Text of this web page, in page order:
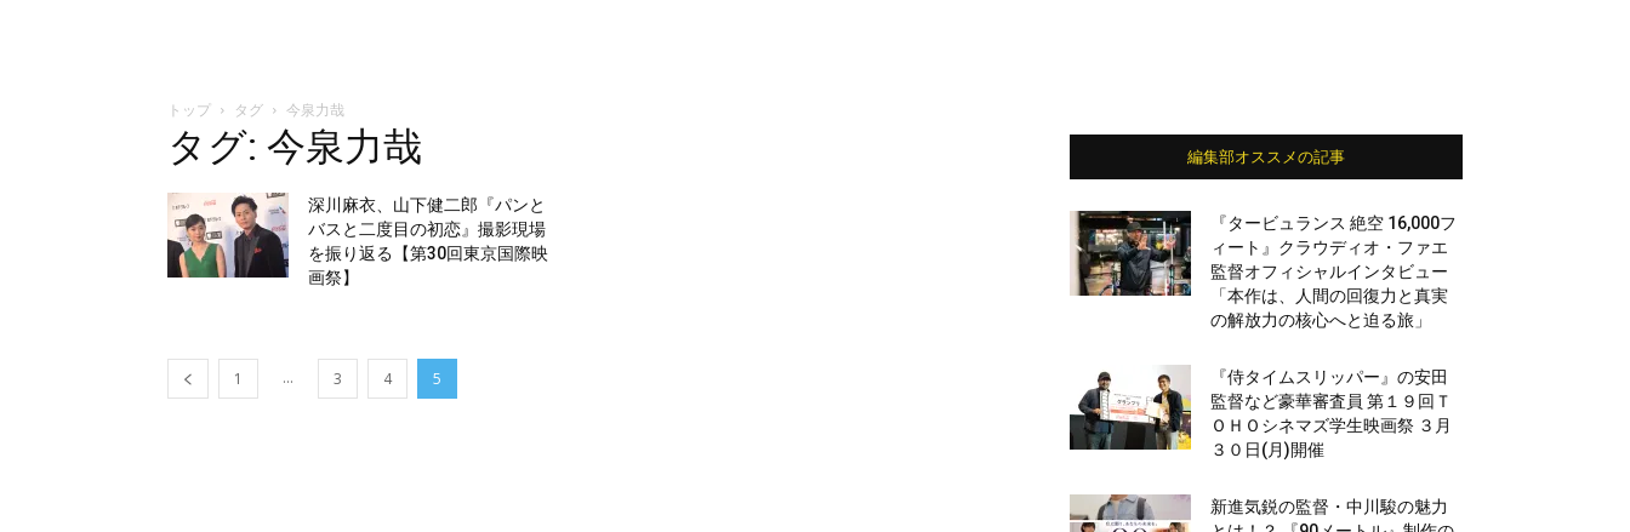
トップ タグ 今泉力哉
タグ: 今泉力哉
深川麻衣、山下健二郎『パンと
バスと二度目の初恋』撮影現場
を振り返る【第30回東京国際映
画祭】
1 ... 3 4 5
編集部オススメの記事
『タービュランス 絶空 16,000フ
ィート』クラウディオ・ファエ
監督オフィシャルインタビュー
「本作は、人間の回復力と真実
の解放力の核心へと迫る旅」
『侍タイムスリッパー』の安田
監督など豪華審査員 第１９回Ｔ
ＯＨＯシネマズ学生映画祭 ３月
３０日(月)開催
新進気鋭の監督・中川駿の魅力